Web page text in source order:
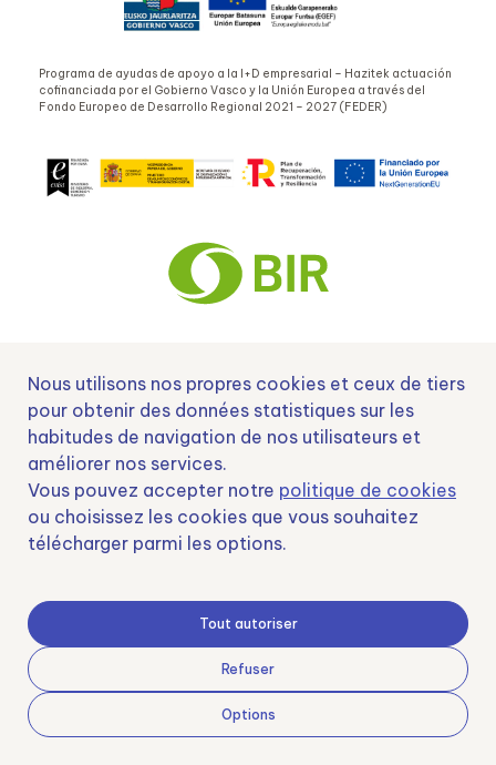
Programa de ayudas de apoyo a la I+D empresarial – Hazitek actuación
cofinanciada por el Gobierno Vasco y la Unión Europea a través del
Fondo Europeo de Desarrollo Regional 2021 – 2027 (FEDER)
NextGenerationEU y apoyado por el CDTI.
Samoving, S.L. En el marco del Programa ICEX Next, ha contado con el apoyo
de ICEX y con la cofinanciación del fondo europeo FEDER. LA finalidad de este
apoyo es contribuir al desarrollo internacional de la empresa y de su entorno.
Una manera de hacer Europa
Nous utilisons nos propres cookies et ceux de tiers
pour obtenir des données statistiques sur les
habitudes de navigation de nos utilisateurs et
améliorer nos services.
Vous pouvez accepter notre politique de cookies
ou choisissez les cookies que vous souhaitez
télécharger parmi les options.
Tout autoriser
Refuser
Options